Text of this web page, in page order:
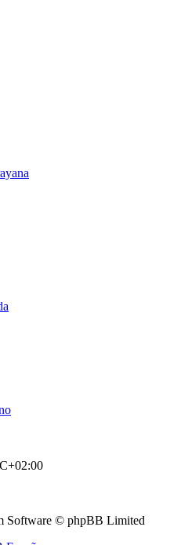
Software © phpBB Limited